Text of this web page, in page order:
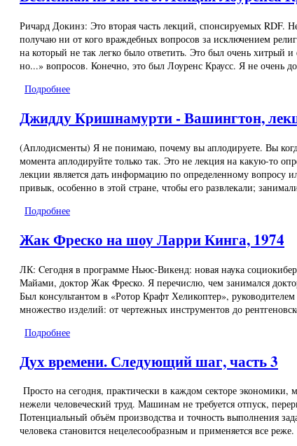
Ричард Докинз: Это вторая часть лекций, спонсируемых RDF.
получаю ни от кого враждебных вопросов за исключением
на который не так легко было ответить. Это был очень
но...» вопросов. Конечно, это был Лоуренс Краусс. Я не очень
Подробнее
Джидду Кришнамурти - Вашингтон,
(Аплодисменты) Я не понимаю, почему вы аплодируете. Вы
момента аплодируйте только так. Это не лекция на какую-то
лекции является дать информацию по определенному вопросу
привык, особенно в этой стране, чтобы его развлекали;
Подробнее
Жак Фреско на шоу Ларри Кинга, 1974
ЛК: Cегодня в программе Ньюс-Викенд: новая наука
Майами, доктор Жак Фреско. Я перечислю, чем занимался
Был консультантом в «Ротор Крафт Хеликоптер»,
множество изделий: от чертежных инструментов до
Подробнее
Дух времени. Следующий шаг, часть 3
Просто на сегодня, практически в каждом секторе экономики,
нежели человеческий труд. Машинам не требуется отпуск,
Потенциальный объём производства и точность выполнения
человека становится нецелесообразным и применяется все реже.